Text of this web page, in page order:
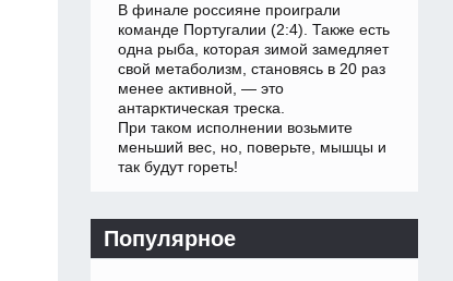
В финале россияне проиграли
команде Португалии (2:4). Также есть
одна рыба, которая зимой замедляет
свой метаболизм, становясь в 20 раз
менее активной, — это
антарктическая треска.
При таком исполнении возьмите
меньший вес, но, поверьте, мышцы и
так будут гореть!
Популярное